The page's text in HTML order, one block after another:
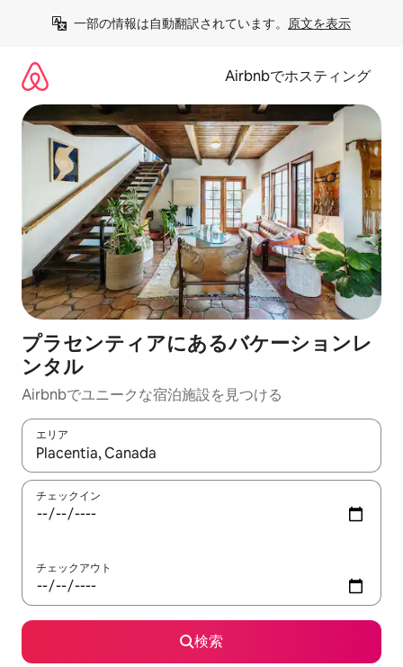
一部の情報は自動翻訳されています。 原文を表示
Airbnbでホスティング
プラセンティアにあるバケーションレ
ンタル
Airbnbでユニークな宿泊施設を見つける
エリア
検索結果が表示されたら、上下の矢印キーを使って移動するか
チェックイン
チェックアウト
検索